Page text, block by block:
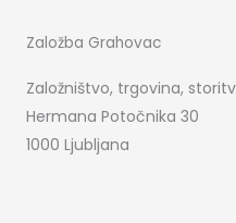
Založba Grahovac
Založništvo, trgovina,
Hermana Potočnika 30
1000 Ljubljana